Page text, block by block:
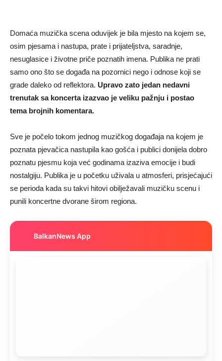
Domaća muzička scena oduvijek je bila mjesto na kojem se,
osim pjesama i nastupa, prate i prijateljstva, saradnje,
nesuglasice i životne priče poznatih imena. Publika ne prati
samo ono što se događa na pozornici nego i odnose koji se
grade daleko od reflektora. Upravo zato jedan nedavni
trenutak sa koncerta izazvao je veliku pažnju i postao
tema brojnih komentara.
Sve je počelo tokom jednog muzičkog događaja na kojem je
poznata pjevačica nastupila kao gošća i publici donijela dobro
poznatu pjesmu koja već godinama izaziva emocije i budi
nostalgiju. Publika je u početku uživala u atmosferi, prisjećajući
se perioda kada su takvi hitovi obilježavali muzičku scenu i
punili koncertne dvorane širom regiona.
BalkanNews App